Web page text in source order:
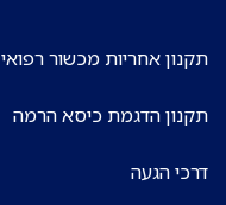
תקנון אחריות מכשור רפואי
תקנון הדגמת כיסא הרמה
דרכי הגעה